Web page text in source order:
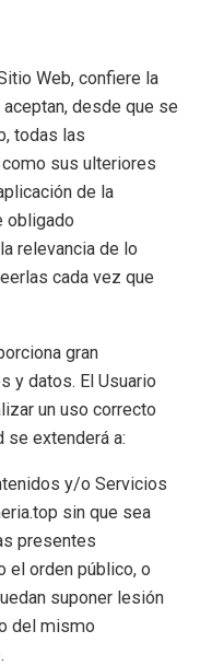
Web, confiere la
desde que se
todas las
sus ulteriores
de la
obligado
relevancia de lo
cada vez que
gran
y datos. El Usuario
un uso correcto
se extenderá a:
y/o Servicios
sin que sea
presentes
el orden público, o
suponer lesión
del mismo